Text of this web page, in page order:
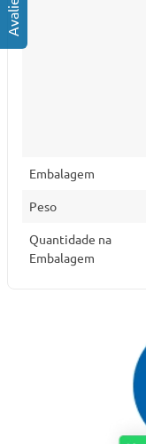
Embalagem
Peso
Quantidade na
Embalagem